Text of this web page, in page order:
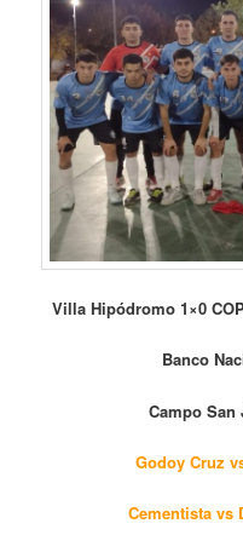
Villa Hipódromo 1×0
Banco
Campo San
Godoy Cruz
Cementista vs